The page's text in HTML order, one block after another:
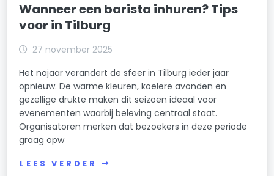
Wanneer een barista inhuren? Tips
voor in Tilburg
27 november 2025
Het najaar verandert de sfeer in Tilburg ieder jaar
opnieuw. De warme kleuren, koelere avonden en
gezellige drukte maken dit seizoen ideaal voor
evenementen waarbij beleving centraal staat.
Organisatoren merken dat bezoekers in deze periode
graag opw
LEES VERDER